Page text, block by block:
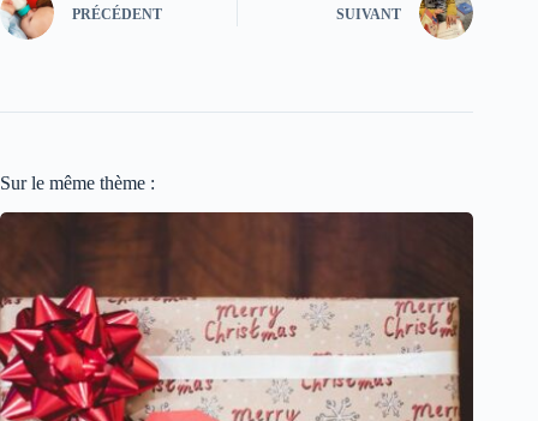
PRÉCÉDENT SUIVANT
Sur le même thème :